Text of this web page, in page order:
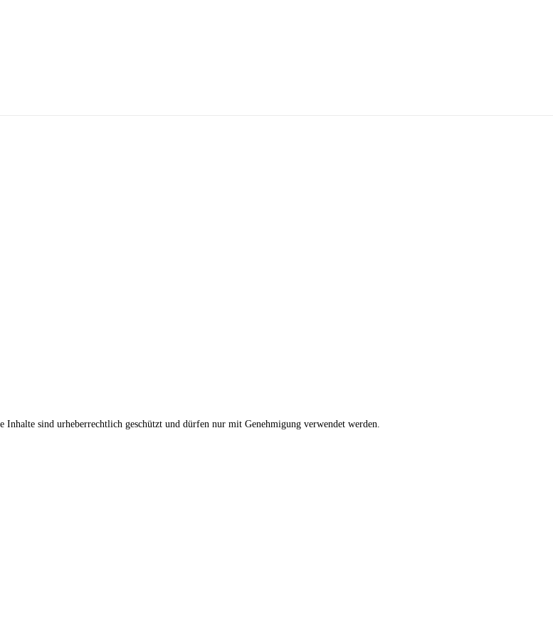
Inhalte sind urheberrechtlich geschützt und dürfen nur mit Genehmigung verwendet werden.